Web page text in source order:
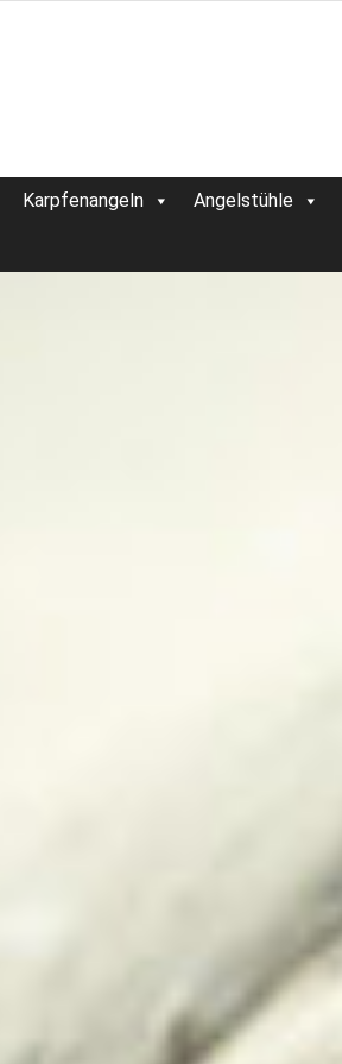
Karpfenangeln Angelstühle